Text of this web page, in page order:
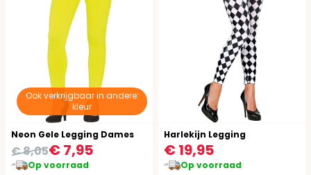
Ook verkrijgbaar in andere:
kleur
Neon Gele Legging Dames
€ 7,95
€ 8,05
Op voorraad
Harlekijn Legging
€ 19,95
Op voorraad